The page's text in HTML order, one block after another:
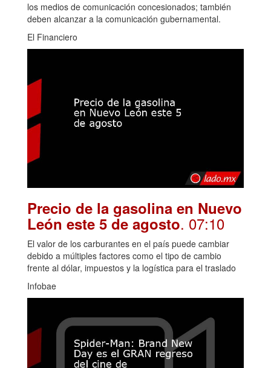
los medios de comunicación concesionados; también
deben alcanzar a la comunicación gubernamental.
El Financiero
Precio de la gasolina en Nuevo
León este 5 de agosto. 07:10
El valor de los carburantes en el país puede cambiar
debido a múltiples factores como el tipo de cambio
frente al dólar, impuestos y la logística para el traslado
Infobae